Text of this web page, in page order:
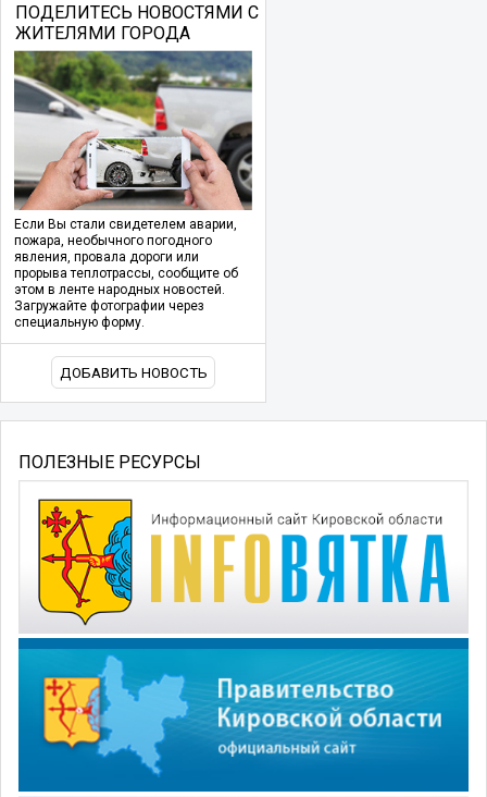
ПОДЕЛИТЕСЬ НОВОСТЯМИ С
ЖИТЕЛЯМИ ГОРОДА
Если Вы стали свидетелем аварии,
пожара, необычного погодного
явления, провала дороги или
прорыва теплотрассы, сообщите об
этом в ленте народных новостей.
Загружайте фотографии через
специальную форму.
ДОБАВИТЬ НОВОСТЬ
ПОЛЕЗНЫЕ РЕСУРСЫ